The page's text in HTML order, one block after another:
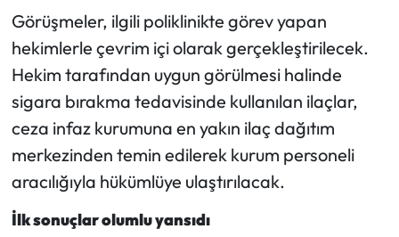
Görüşmeler, ilgili poliklinikte görev yapan
hekimlerle çevrim içi olarak gerçekleştirilecek.
Hekim tarafından uygun görülmesi halinde
sigara bırakma tedavisinde kullanılan ilaçlar,
ceza infaz kurumuna en yakın ilaç dağıtım
merkezinden temin edilerek kurum personeli
aracılığıyla hükümlüye ulaştırılacak.
İlk sonuçlar olumlu yansıdı